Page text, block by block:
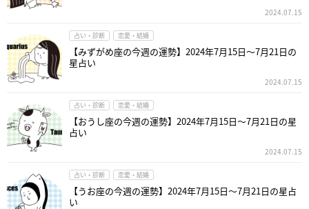
2024.07.15
占い・診断 恋愛・結婚
【みずがめ座の今週の運勢】2024年7月15日～7月21日の
星占い
2024.07.15
占い・診断 恋愛・結婚
【おうし座の今週の運勢】2024年7月15日～7月21日の星
占い
2024.07.15
占い・診断 恋愛・結婚
【うお座の今週の運勢】2024年7月15日～7月21日の星占
い